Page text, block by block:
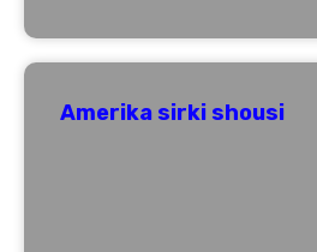
Amerika sirki shousi